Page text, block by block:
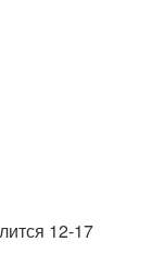
12-17